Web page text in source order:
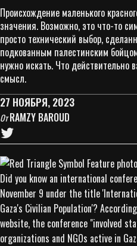
Происхождение маленького
значения. Возможно, это что-то
просто технический выбор,
подкованным палестинским
нужно искать. Что действительно
смысл.
27 НОЯБРЯ, 2023
ОтRAMZY BAROUD
Did you know an international
November 9 under the title
Gaza's Civilian Population'?
website, the conference "involved
organizations and NGOs active in